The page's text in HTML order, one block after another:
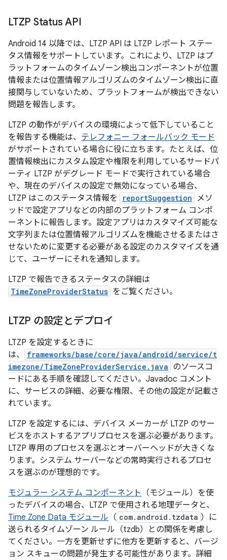
LTZP Status API
Android 14 以降では、LTZP API は LTZP レポート ステー
タス情報をサポートしています。これにより、LTZP はプ
ラットフォームのタイムゾーン検出コンポーネントが位置
情報または位置情報アルゴリズムのタイムゾーン検出に直
接関与していないため、プラットフォームが検出できない
問題を報告します。
LTZP の動作がデバイスの環境によって低下していること
を報告する機能は、 テレフォニー フォールバック モード
がサポートされている場合に役に立ちます。たとえば、位
置情報検出にカスタム設定や権限を利用しているサードパ
ーティ LTZP がデグレード モードで実行されている場合
や、現在のデバイスの設定で無効になっている場合、
LTZP はこのステータス情報を
reportSuggestion
メソ
ッドで設定アプリなどの内部のプラットフォーム コンポ
ーネントに報告します。設定アプリはカスタマイズ可能な
文字列または位置情報アルゴリズムを機能させるまたはさ
せないために変更する必要がある設定のカスタマイズを通
じて、ユーザーにそれを通知します。
LTZP で報告できるステータスの詳細は
TimeZoneProviderStatus をご覧ください。
LTZP の設定とデプロイ
LTZP を設定するときに
は、
frameworks/base/core/java/android/service/t
imezone/TimeZoneProviderService.java のソースコ
ードにある手順を確認してください。Javadoc コメント
に、サービスの詳細、必要な権限、その他の設定が記載さ
れています。
LTZP を設定するには、デバイス メーカーが LTZP のサー
ビスをホストするアプリプロセスを選ぶ必要があります。
LTZP 専用のプロセスを選ぶとオーバーヘッドが大きくな
ります。システム サーバーなどの常時実行されるプロセ
スを選ぶのが理想的です。
モジュラー システム コンポーネント （モジュール）を使
ったデバイスの場合、LTZP で使用される地理データと、
Time Zone Data モジュール （ com.android.tzdata ）に
送られるタイムゾーン ルール（tzdb）との関係を考慮し
てください。一方を更新せずに他方を更新すると、バージ
ョン スキューの問題が発生する可能性があります。詳細